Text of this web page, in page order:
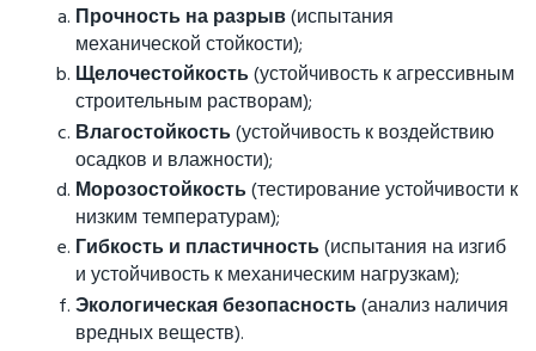
Прочность на разрыв(испытания
механической стойкости);
Щелочестойкость(устойчивость к агрессивным
строительным растворам);
Влагостойкость(устойчивость к воздействию
осадков и влажности);
Морозостойкость(тестирование устойчивости к
низким температурам);
Гибкость и пластичность(испытания на изгиб
и устойчивость к механическим нагрузкам);
Экологическая безопасность(анализ наличия
вредных веществ).